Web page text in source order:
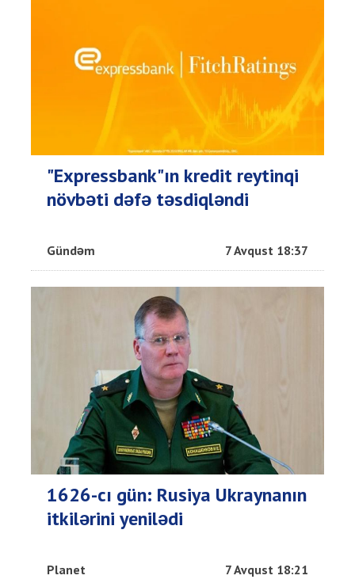
"Expressbank"ın kredit reytinqi
növbəti dəfə təsdiqləndi
Gündəm 7 Avqust 18:37
1626-cı gün: Rusiya Ukraynanın
itkilərini yenilədi
Planet 7 Avqust 18:21